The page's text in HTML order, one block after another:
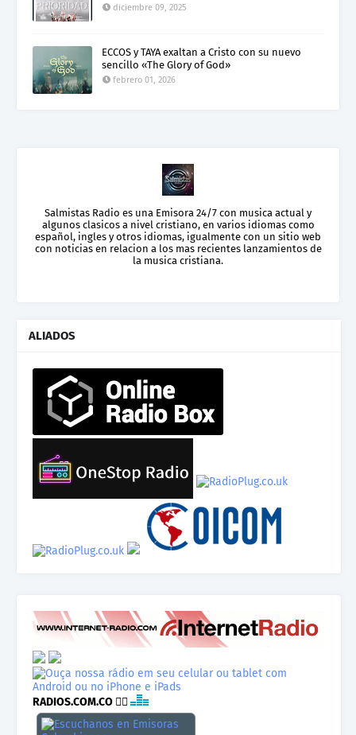
diciembre 09, 2025
ECCOS y TAYA exaltan a Cristo con su nuevo
sencillo «The Glory of God»
febrero 01, 2026
Salmistas Radio es una Emisora 24/7 con musica actual y
algunos clasicos a nivel cristiano, en varios idiomas como
español, ingles y otros idiomas, igualmente con un sitio web
con noticias en relacion a los mas recientes lanzamientos de
la musica cristiana.
ALIADOS
RADIOS.COM.CO 👉🏾